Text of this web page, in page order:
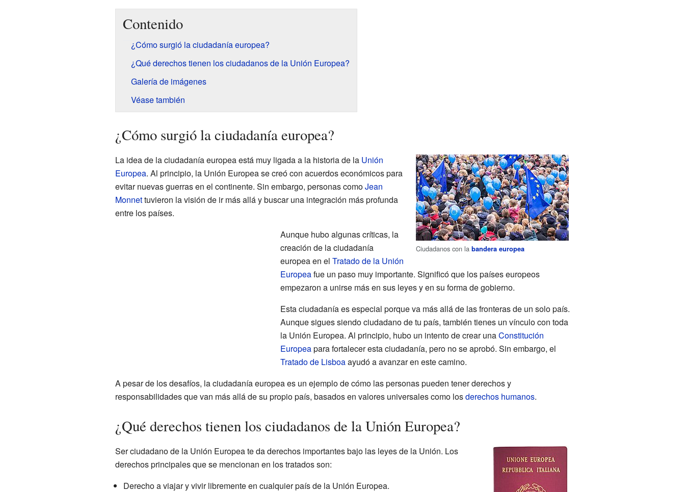
Contenido
¿Cómo surgió la ciudadanía europea?
¿Qué derechos tienen los ciudadanos de la Unión Europea?
Galería de imágenes
Véase también
¿Cómo surgió la ciudadanía europea?
Ciudadanos con labandera europea
La idea de la ciudadanía europea está muy ligada a la historia de la Unión
Europea. Al principio, la Unión Europea se creó con acuerdos económicos para
evitar nuevas guerras en el continente. Sin embargo, personas comoJean
Monnettuvieron la visión de ir más allá y buscar una integración más profunda
entre los países.
Aunque hubo algunas críticas, la
creación de la ciudadanía
europea en el Tratado de la Unión
Europeafue un paso muy importante. Significó que los países europeos
empezaron a unirse más en sus leyes y en su forma de gobierno.
Esta ciudadanía es especial porque va más allá de las fronteras de un solo país.
Aunque sigues siendo ciudadano de tu país, también tienes un vínculo con toda
la Unión Europea. Al principio, hubo un intento de crear unaConstitución
Europeapara fortalecer esta ciudadanía, pero no se aprobó. Sin embargo, el
Tratado de Lisboaayudó a avanzar en este camino.
A pesar de los desafíos, la ciudadanía europea es un ejemplo de cómo las personas pueden tener derechos y
responsabilidades que van más allá de su propio país, basados en valores universales como losderechos humanos.
¿Qué derechos tienen los ciudadanos de la Unión Europea?
Ser ciudadano de la Unión Europea te da derechos importantes bajo las leyes de la Unión. Los
derechos principales que se mencionan en los tratados son:
Derecho a viajar y vivir libremente en cualquier país de la Unión Europea.